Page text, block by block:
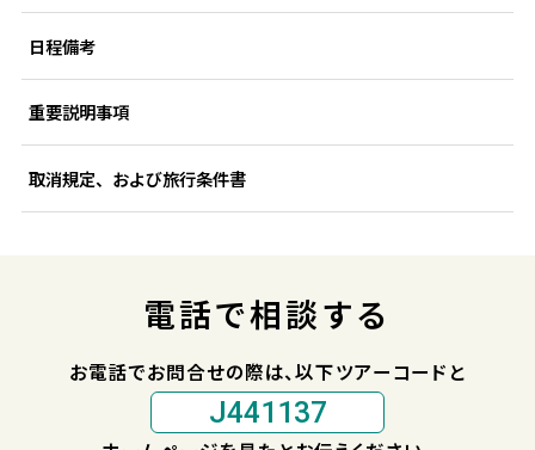
日程備考
重要説明事項
取消規定、および旅行条件書
電話で相談する
お電話でお問合せの際は、以下ツアーコードと
J441137